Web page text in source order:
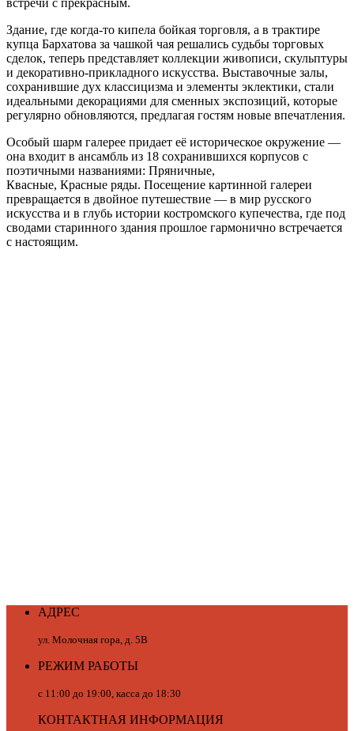
Здание, где когда-то кипела бойкая торговля, а в трактире
купца Бархатова за чашкой чая решались судьбы торговых
сделок, теперь представляет коллекции живописи, скульптуры
и декоративно-прикладного искусства. Выставочные залы,
сохранившие дух классицизма и элементы эклектики, стали
идеальными декорациями для сменных экспозиций, которые
регулярно обновляются, предлагая гостям новые впечатления.
Особый шарм галерее придает её историческое окружение —
она входит в ансамбль из 18 сохранившихся корпусов с
поэтичными названиями: Пряничные,
Квасные, Красные ряды. Посещение картинной галереи
превращается в двойное путешествие — в мир русского
искусства и в глубь истории костромского купечества, где под
сводами старинного здания прошлое гармонично встречается
с настоящим.
АДРЕС
ул. Молочная гора, д. 5В
РЕЖИМ РАБОТЫ
с 11:00 до 19:00, касса до 18:30
КОНТАКТНАЯ ИНФОРМАЦИЯ